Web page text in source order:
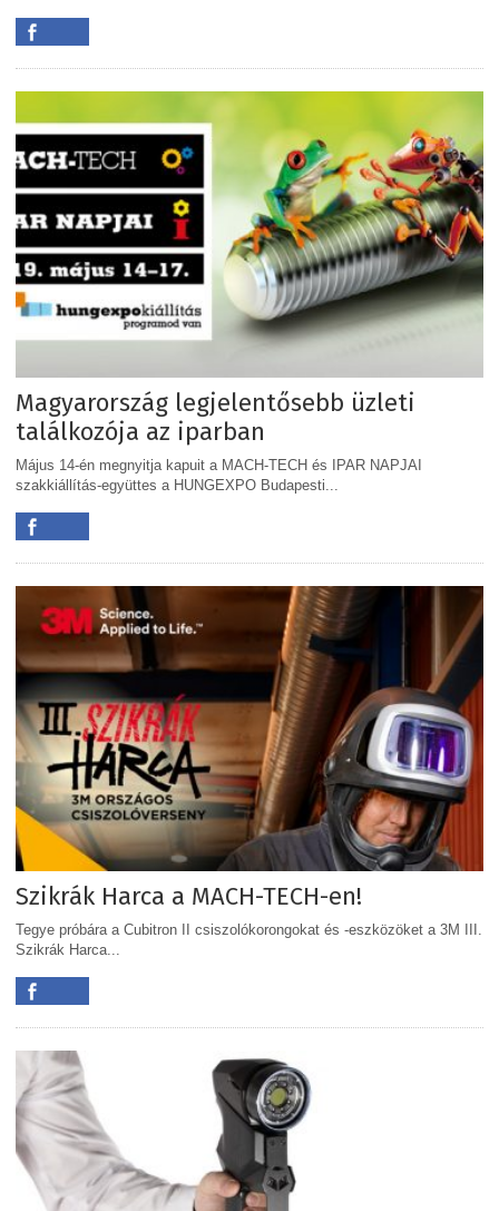
Magyarország legjelentősebb üzleti
találkozója az iparban
Május 14-én megnyitja kapuit a MACH-TECH és IPAR NAPJAI
szakkiállítás-együttes a HUNGEXPO Budapesti...
Szikrák Harca a MACH-TECH-en!
Tegye próbára a Cubitron II csiszolókorongokat és -eszközöket a 3M III.
Szikrák Harca...